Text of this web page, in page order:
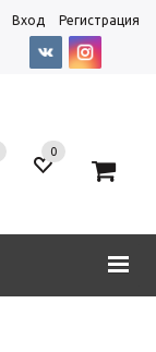
Вход Регистрация
0